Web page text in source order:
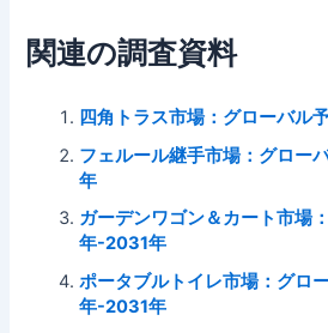
関連の調査資料
四角トラス市場：グローバル
フェルール継手市場：グロー
年
ガーデンワゴン＆カート市場
年-2031年
ポータブルトイレ市場：グロ
年-2031年